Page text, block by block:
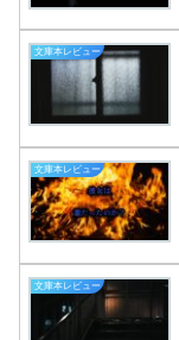
文庫本レビュー
文庫本レビュー
文庫本レビュー